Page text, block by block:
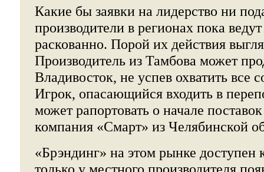
Какие бы заявки на лидерство ни
производители в регионах пока
раскованно. Порой их действия
Производитель из Тамбова может
Владивосток, не успев охватить все
Игрок, опасающийся входить в
может рапортовать о начале
компания «Смарт» из Челябинской
«Брэндинг» на этом рынке доступен
только у местного производителя